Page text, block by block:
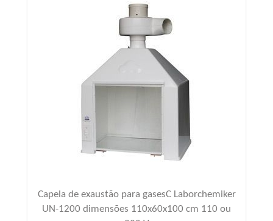
Capela de exaustão para gasesC Laborchemiker
UN-1200 dimensões 110x60x100 cm 110 ou